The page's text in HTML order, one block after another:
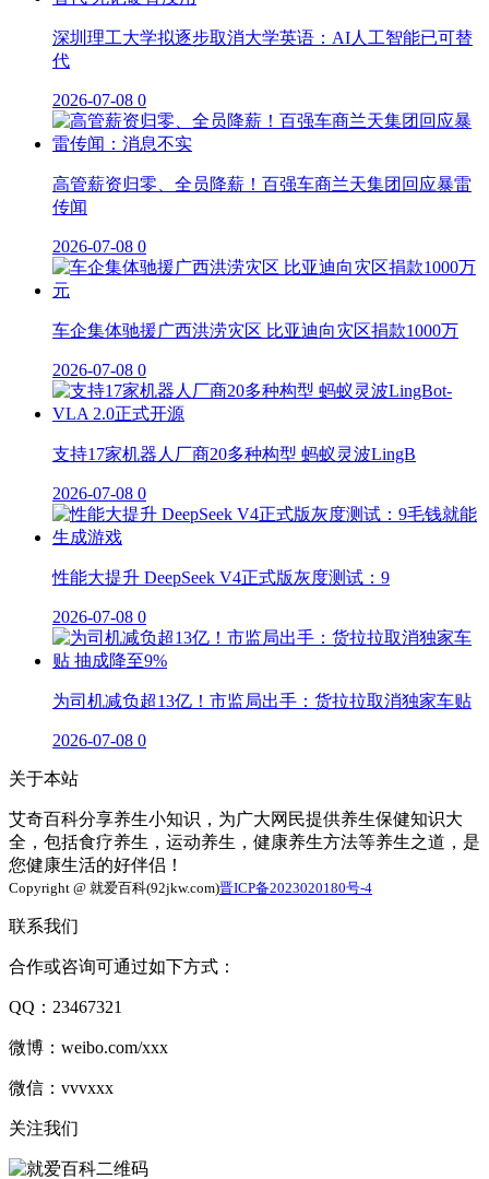
深圳理工大学拟逐步取消大学英语：AI人工智能已可替
代
2026-07-08 0
高管薪资归零、全员降薪！百强车商兰天集团回应暴雷
传闻
2026-07-08 0
车企集体驰援广西洪涝灾区 比亚迪向灾区捐款1000万
2026-07-08 0
支持17家机器人厂商20多种构型 蚂蚁灵波LingB
2026-07-08 0
性能大提升 DeepSeek V4正式版灰度测试：9
2026-07-08 0
为司机减负超13亿！市监局出手：货拉拉取消独家车贴
2026-07-08 0
关于本站
艾奇百科分享养生小知识，为广大网民提供养生保健知识大
全，包括食疗养生，运动养生，健康养生方法等养生之道，是
您健康生活的好伴侣！
Copyright @ 就爱百科(92jkw.com)晋ICP备2023020180号-4
联系我们
合作或咨询可通过如下方式：
QQ：23467321
微博：weibo.com/xxx
微信：vvvxxx
关注我们